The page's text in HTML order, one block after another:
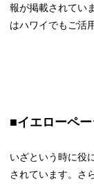
報が掲載されてい
はハワイでもご活
■イエローペ
いざという時に役
されています。さ